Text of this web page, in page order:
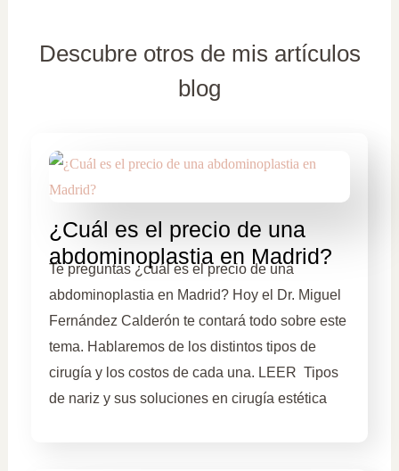
Descubre otros de mis artículos
blog
¿Cuál es el precio de una
abdominoplastia en Madrid?
Te preguntas ¿cuál es el precio de una
abdominoplastia en Madrid? Hoy el Dr. Miguel
Fernández Calderón te contará todo sobre este
tema. Hablaremos de los distintos tipos de
cirugía y los costos de cada una. LEER Tipos
de nariz y sus soluciones en cirugía estética